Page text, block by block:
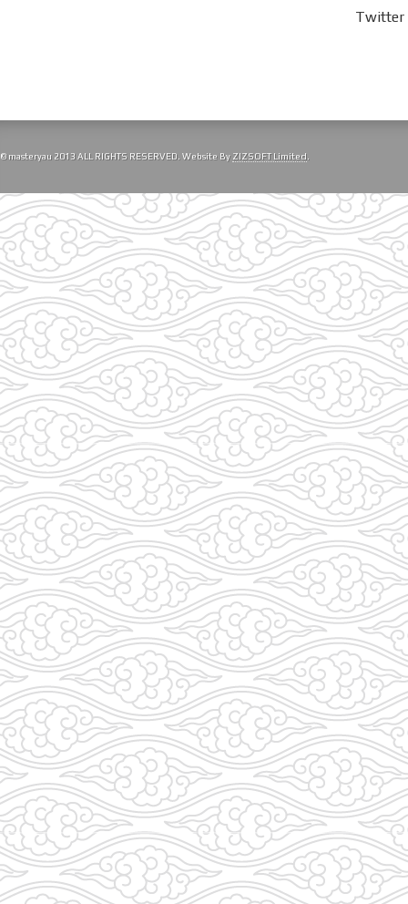
© masteryau 2013 ALL RIGHTS RESERVED. Website By ZIZSOFT Limited